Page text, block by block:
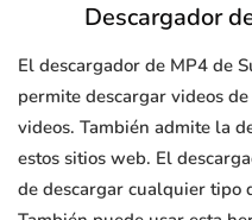
Descargador
El descargador de MP4 de
permite descargar videos
videos. También admite la
estos sitios web. El
de descargar cualquier tipo